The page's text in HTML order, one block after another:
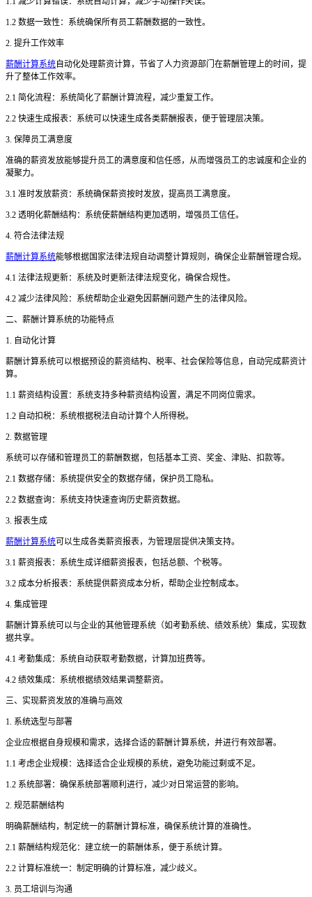
1.2 数据一致性：系统确保所有员工薪酬数据的一致性。
2. 提升工作效率
薪酬计算系统自动化处理薪资计算，节省了人力资源部门在薪酬管理上的时间，提
升了整体工作效率。
2.1 简化流程：系统简化了薪酬计算流程，减少重复工作。
2.2 快速生成报表：系统可以快速生成各类薪酬报表，便于管理层决策。
3. 保障员工满意度
准确的薪资发放能够提升员工的满意度和信任感，从而增强员工的忠诚度和企业的
凝聚力。
3.1 准时发放薪资：系统确保薪资按时发放，提高员工满意度。
3.2 透明化薪酬结构：系统使薪酬结构更加透明，增强员工信任。
4. 符合法律法规
薪酬计算系统能够根据国家法律法规自动调整计算规则，确保企业薪酬管理合规。
4.1 法律法规更新：系统及时更新法律法规变化，确保合规性。
4.2 减少法律风险：系统帮助企业避免因薪酬问题产生的法律风险。
二、薪酬计算系统的功能特点
1. 自动化计算
薪酬计算系统可以根据预设的薪资结构、税率、社会保险等信息，自动完成薪资计
算。
1.1 薪资结构设置：系统支持多种薪资结构设置，满足不同岗位需求。
1.2 自动扣税：系统根据税法自动计算个人所得税。
2. 数据管理
系统可以存储和管理员工的薪酬数据，包括基本工资、奖金、津贴、扣款等。
2.1 数据存储：系统提供安全的数据存储，保护员工隐私。
2.2 数据查询：系统支持快速查询历史薪资数据。
3. 报表生成
薪酬计算系统可以生成各类薪资报表，为管理层提供决策支持。
3.1 薪资报表：系统生成详细薪资报表，包括总额、个税等。
3.2 成本分析报表：系统提供薪资成本分析，帮助企业控制成本。
4. 集成管理
薪酬计算系统可以与企业的其他管理系统（如考勤系统、绩效系统）集成，实现数
据共享。
4.1 考勤集成：系统自动获取考勤数据，计算加班费等。
4.2 绩效集成：系统根据绩效结果调整薪资。
三、实现薪资发放的准确与高效
1. 系统选型与部署
企业应根据自身规模和需求，选择合适的薪酬计算系统，并进行有效部署。
1.1 考虑企业规模：选择适合企业规模的系统，避免功能过剩或不足。
1.2 系统部署：确保系统部署顺利进行，减少对日常运营的影响。
2. 规范薪酬结构
明确薪酬结构，制定统一的薪酬计算标准，确保系统计算的准确性。
2.1 薪酬结构规范化：建立统一的薪酬体系，便于系统计算。
2.2 计算标准统一：制定明确的计算标准，减少歧义。
3. 员工培训与沟通